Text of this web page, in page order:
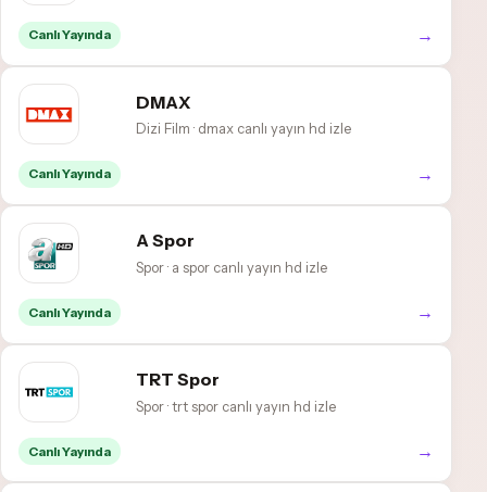
Canlı Yayında →
DMAX
Dizi Film · dmax canlı yayın hd izle
Canlı Yayında →
A Spor
Spor · a spor canlı yayın hd izle
Canlı Yayında →
TRT Spor
Spor · trt spor canlı yayın hd izle
Canlı Yayında →